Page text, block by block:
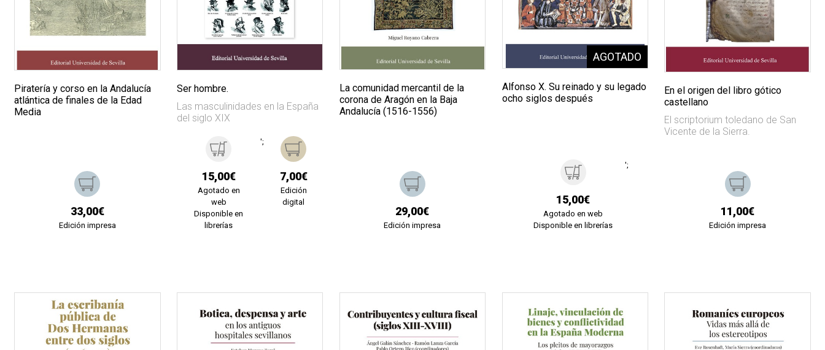
Piratería y corso en la Andalucía
atlántica de finales de la Edad
Media
33,00€
Edición impresa
Ser hombre.
Las masculinidades en la España
del siglo XIX
15,00€
Agotado en
web
Disponible en
librerías
';
7,00€
Edición
digital
La comunidad mercantil de la
corona de Aragón en la Baja
Andalucía (1516-1556)
29,00€
Edición impresa
Alfonso X. Su reinado y su legado
ocho siglos después
15,00€
Agotado en web
Disponible en librerías
';
En el origen del libro gótico
castellano
El scriptorium toledano de San
Vicente de la Sierra.
11,00€
Edición impresa